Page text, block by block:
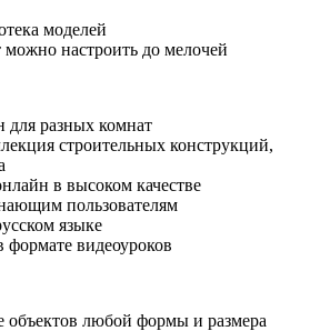
моделей
настроить до мелочей
для разных комнат
строительных конструкций,
в высоком качестве
пользователям
языке
формате видеоуроков
объектов любой формы и размера